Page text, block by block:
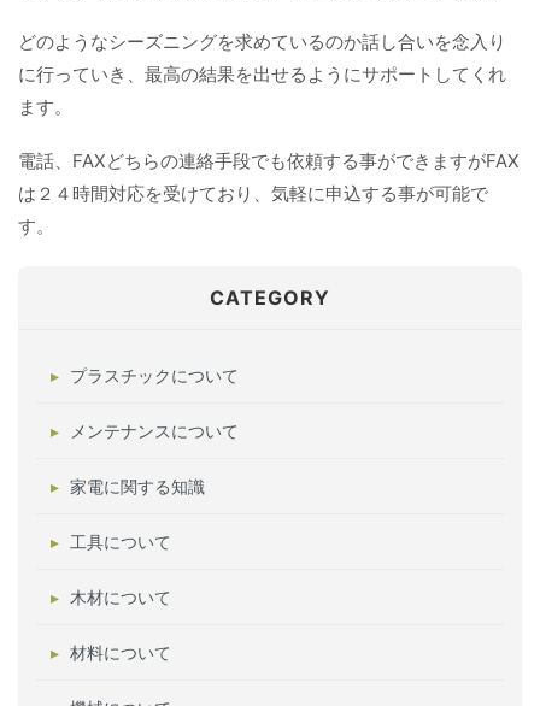
どのようなシーズニングを求めているのか話し合いを念入り
に行っていき、最高の結果を出せるようにサポートしてくれ
ます。
電話、FAXどちらの連絡手段でも依頼する事ができますがFAX
は２４時間対応を受けており、気軽に申込する事が可能で
す。
CATEGORY
プラスチックについて
メンテナンスについて
家電に関する知識
工具について
木材について
材料について